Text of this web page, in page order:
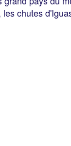
chutes